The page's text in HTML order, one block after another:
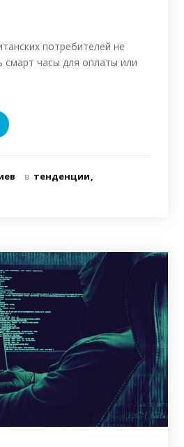
потребителей не
смарт часы для оплаты или
в тенденции